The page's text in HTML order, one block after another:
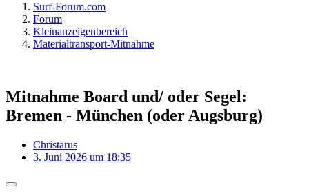
Surf-Forum.com
Forum
Kleinanzeigenbereich
Materialtransport-Mitnahme
Mitnahme Board und/ oder Segel:
Bremen - München (oder Augsburg)
Christarus
3. Juni 2026 um 18:35